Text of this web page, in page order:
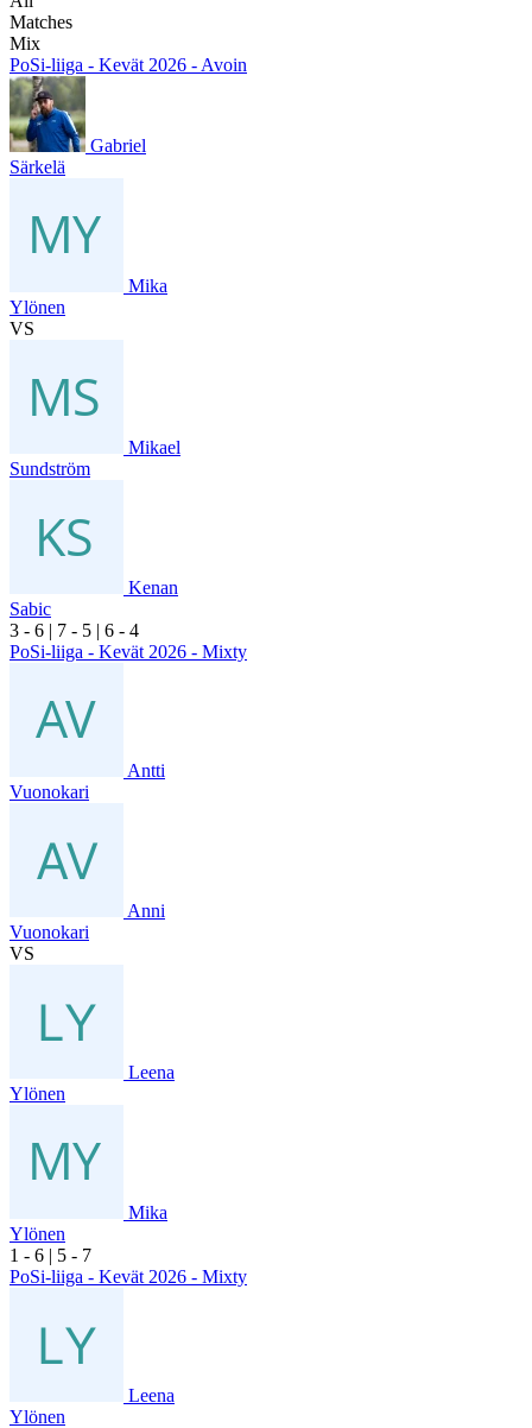
Matches
Mix
PoSi-liiga - Kevät 2026 - Avoin
Gabriel
Särkelä
Mika
Ylönen
VS
Mikael
Sundström
Kenan
Sabic
3 - 6 | 7 - 5 | 6 - 4
PoSi-liiga - Kevät 2026 - Mixty
Antti
Vuonokari
Anni
Vuonokari
VS
Leena
Ylönen
Mika
Ylönen
1 - 6 | 5 - 7
PoSi-liiga - Kevät 2026 - Mixty
Leena
Ylönen